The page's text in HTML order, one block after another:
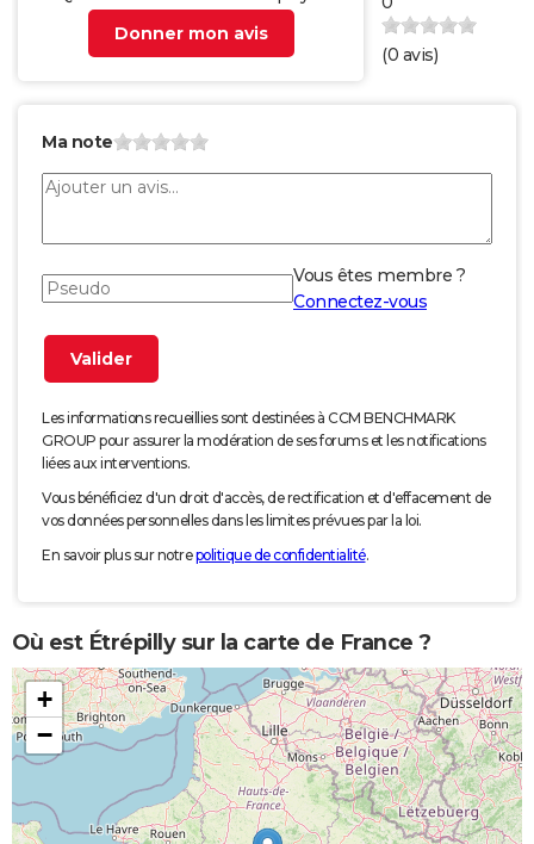
Donner mon avis
(0 avis)
Ma note
Vous êtes membre ?
Connectez-vous
Les informations recueillies sont destinées à CCM BENCHMARK
GROUP pour assurer la modération de ses forums et les notifications
liées aux interventions.
Vous bénéficiez d'un droit d'accès, de rectification et d'effacement de
vos données personnelles dans les limites prévues par la loi.
En savoir plus sur notrepolitique de confidentialité.
Où est Étrépilly sur la carte de France ?
+
−